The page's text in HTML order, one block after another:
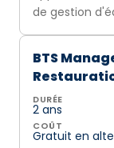
de gestion
BTS
DURÉE
2 ans
COÛT
Gratuit en